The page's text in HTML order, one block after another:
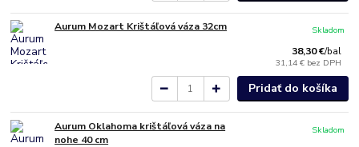
Aurum Mozart Krištáľová váza 32cm
38,30 €/bal
31,14 € bez DPH
Skladom
Pridať do košíka
Aurum Oklahoma krištáľová váza na
nohe 40 cm
Skladom